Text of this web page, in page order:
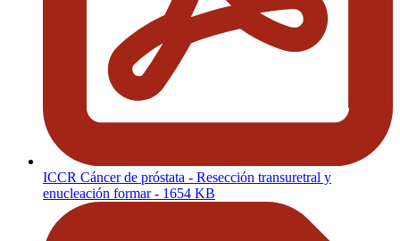
ICCR Cáncer de próstata - Resección transuretral y
enucleación formar- 1654 KB